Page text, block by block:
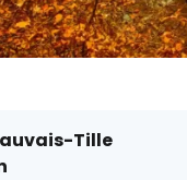
Tille